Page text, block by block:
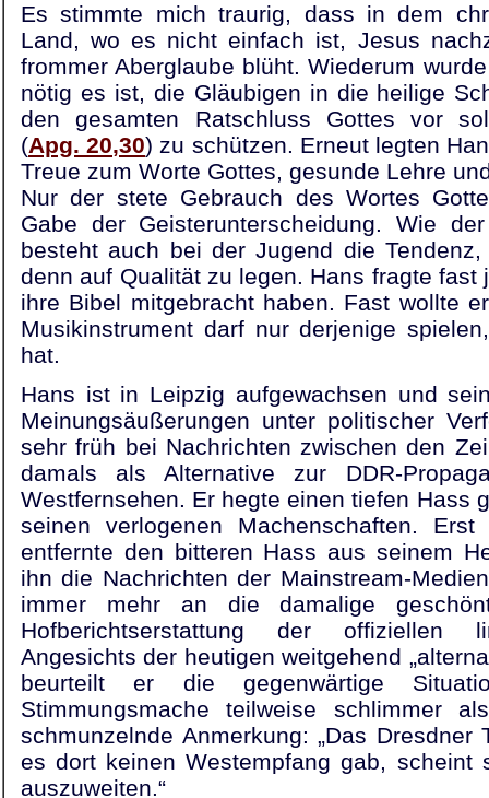
Es stimmte mich traurig, dass in dem
Land, wo es nicht einfach ist, Jesus
frommer Aberglaube blüht. Wiederum
nötig es ist, die Gläubigen in die heilige
den gesamten Ratschluss Gottes vor
(Apg. 20,30) zu schützen. Erneut legten
Treue zum Worte Gottes, gesunde Lehre
Nur der stete Gebrauch des Wortes
Gabe der Geisterunterscheidung. Wie
besteht auch bei der Jugend die
denn auf Qualität zu legen. Hans fragte fast
ihre Bibel mitgebracht haben. Fast wollte
Musikinstrument darf nur derjenige
hat.
Hans ist in Leipzig aufgewachsen und
Meinungsäußerungen unter politischer
sehr früh bei Nachrichten zwischen den
damals als Alternative zur DDR-
Westfernsehen. Er hegte einen tiefen Hass
seinen verlogenen Machenschaften.
entfernte den bitteren Hass aus seinem
ihn die Nachrichten der Mainstream-
immer mehr an die damalige
Hofberichtserstattung der offiziellen
Angesichts der heutigen weitgehend
beurteilt er die gegenwärtige
Stimmungsmache teilweise schlimmer
schmunzelnde Anmerkung: „Das Dresdner
es dort keinen Westempfang gab, scheint
auszuweiten.“